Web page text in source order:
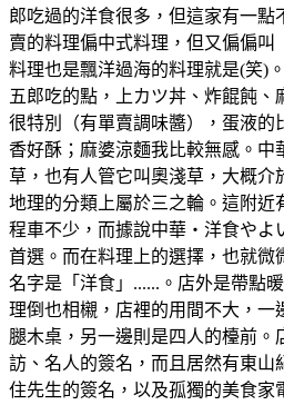
郎吃過的洋食很多，但這家有一點
賣的料理偏中式料理，但又偏偏
料理也是飄洋過海的料理就是(笑)
五郎吃的點，上カツ丼、炸餛飩
很特別（有單賣調味醬），蛋液的
香好酥；麻婆涼麵我比較無感。中
草，也有人管它叫奧淺草，大概介
地理的分類上屬於三之輪。這附近
程車不少，而據說中華・洋食やよ
首選。而在料理上的選擇，也就微
名字是「洋食」......。店外是帶點
理倒也相櫬，店裡的用間不大，一
腿木桌，另一邊則是四人的檯前。
訪、名人的簽名，而且居然有東山
住先生的簽名，以及孤獨的美食家